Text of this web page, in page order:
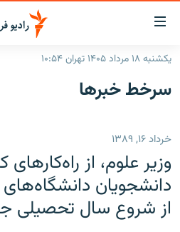
لینک‌های
قابلیت
دسترسی
بازگشت
اصلی
رفتن
صفحه
جستجو
ایران
انتخاب کنید و بشنوید
برنامه‌های رادیویی
پادکست
چندرسانه‌ای
یکشنبه ۱۸ مرداد ۱۴۰۵ تهران ۱۰:۵۴
سرخط‌ خبرها
خرداد ۱۶, ۱۳۸۹
وزیر علوم، از
دانشجویان
از شروع سال تحصیلی